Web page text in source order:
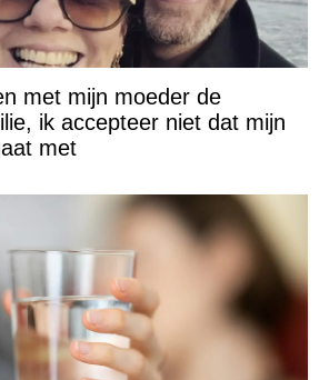
met mijn moeder de
ik accepteer niet dat mijn
met